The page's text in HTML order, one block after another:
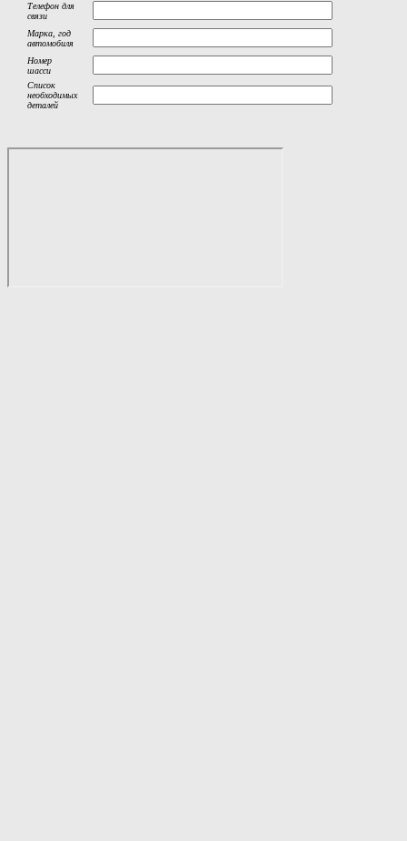
Телефон для
связи
Марка, год
автомобиля
Номер
шасси
Список
необходимых
деталей